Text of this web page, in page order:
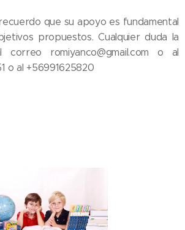
que su apoyo es fundamental
propuestos. Cualquier duda la
romiyanco@gmail.com o al
o al +56991625820